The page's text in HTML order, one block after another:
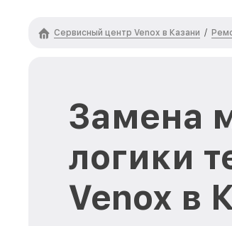
Сервисный центр Venox в Казани /
Замена
логики
Venox в